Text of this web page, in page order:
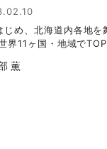
じめ、北海道内各地
界11ヶ国・地域で
、北海道民としては
薫